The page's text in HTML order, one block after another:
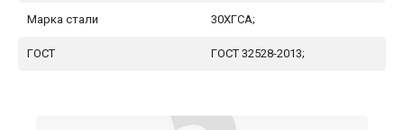
Марка стали 30ХГСА;
ГОСТ ГОСТ 32528-2013;